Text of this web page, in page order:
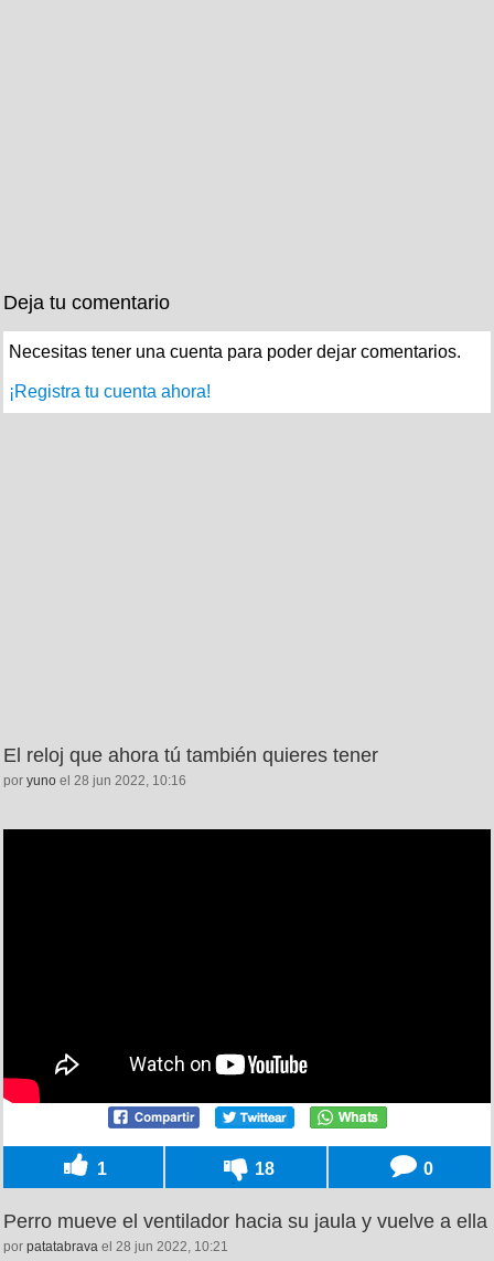
Deja tu comentario
Necesitas tener una cuenta para poder dejar comentarios.
¡Registra tu cuenta ahora!
El reloj que ahora tú también quieres tener
por yuno el 28 jun 2022, 10:16
1 18 0
Perro mueve el ventilador hacia su jaula y vuelve a ella
por patatabrava el 28 jun 2022, 10:21